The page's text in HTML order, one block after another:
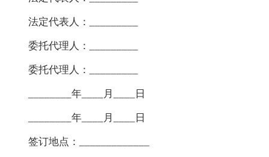
法定代表人：_________
委托代理人：_________
委托代理人：_________
________年____月____日
________年____月____日
签订地点：_____________